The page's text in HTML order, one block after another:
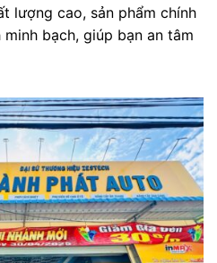
lượng cao, sản phẩm chính
bạch, giúp bạn an tâm